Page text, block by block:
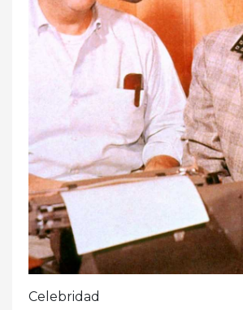
Celebridad